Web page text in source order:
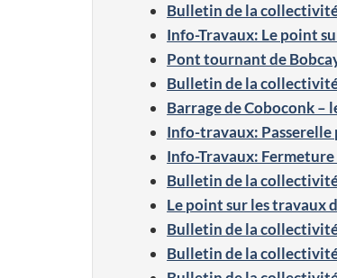
Bulletin de la
Info-Travaux: Le point
Pont tournant de
Bulletin de la
Barrage de Coboconk –
Info-travaux: Passerelle
Info-Travaux:
Bulletin de la
Le point sur les travaux
Bulletin de la
Bulletin de la